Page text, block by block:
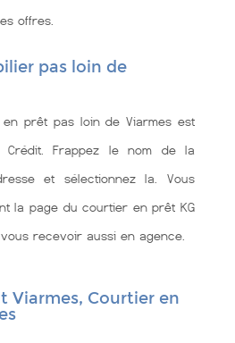
offres.
pas loin de
prêt pas loin de Viarmes est
Frappez le nom de la
et sélectionnez la. Vous
la page du courtier en prêt KG
recevoir aussi en agence.
Viarmes, Courtier en